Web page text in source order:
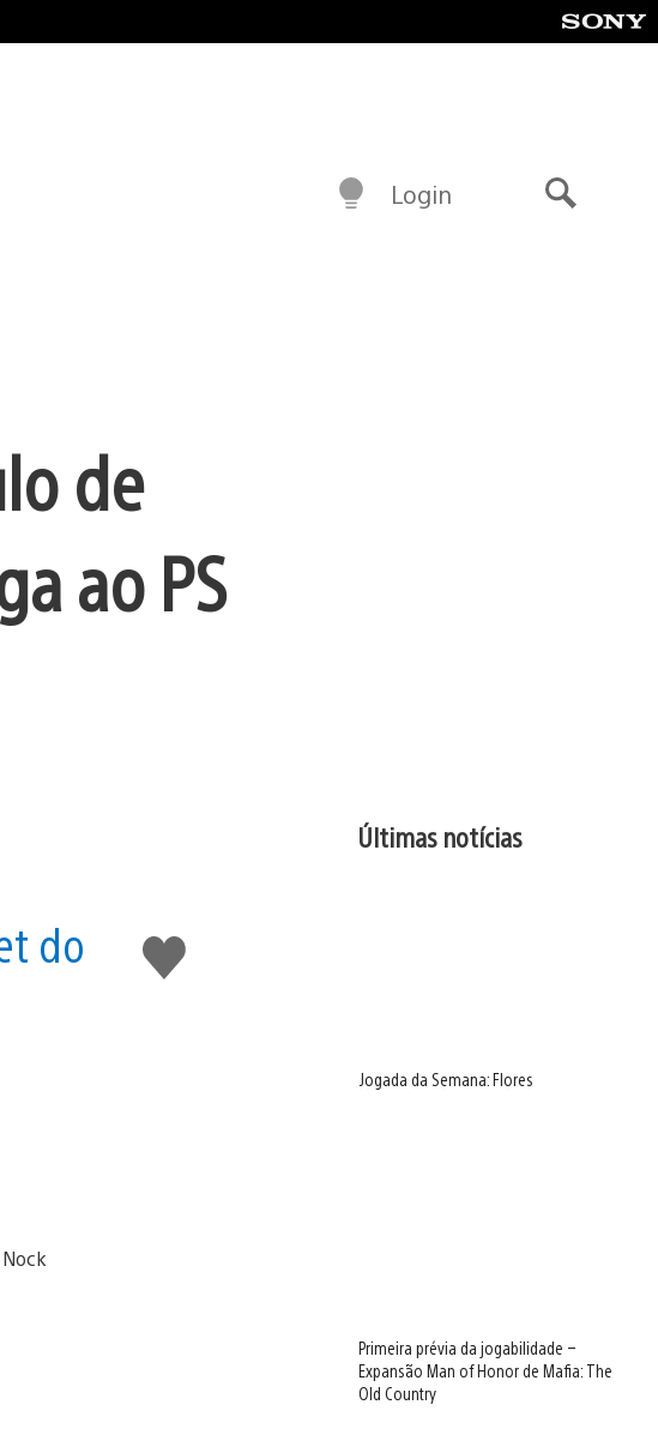
Login
de
ao PS
Curtir
do
Últimas notícias
Jogada da Semana: Flores
Primeira prévia da jogabilidade –
Expansão Man of Honor de Mafia: The
Old Country